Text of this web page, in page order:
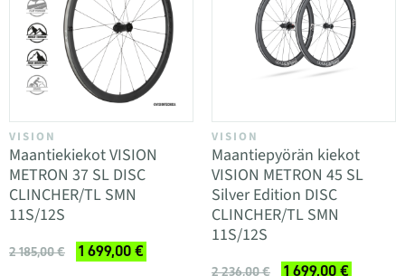
VISION
Maantiekiekot VISION
METRON 37 SL DISC
CLINCHER/TL SMN
11S/12S
2 185,00 € 1 699,00 €
VISION
Maantiepyörän kiekot
VISION METRON 45 SL
Silver Edition DISC
CLINCHER/TL SMN
11S/12S
2 236,00 € 1 699,00 €